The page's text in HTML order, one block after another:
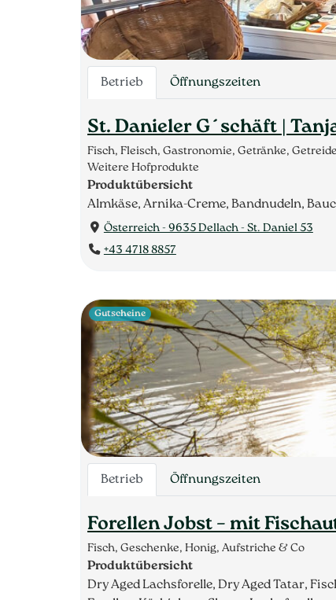
Betrieb Öffnungszeiten
St. Danieler G´schäft |
Fisch, Fleisch, Gastronomie, Getränke,
Weitere Hofprodukte
Produktübersicht
Almkäse, Arnika-Creme, Bandnudeln,
Österreich - 9635 Dellach - St. Daniel 53
+43 4718 8857
Betrieb Öffnungszeiten
Forellen Jobst – mit
Fisch, Geschenke, Honig, Aufstriche & Co
Produktübersicht
Dry Aged Lachsforelle, Dry Aged Tatar,
Gutscheine